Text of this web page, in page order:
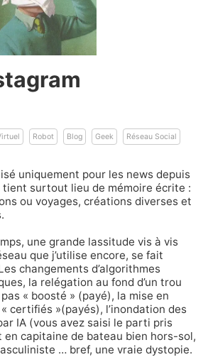
Robot Blog Geek Réseau Social
uniquement pour les news depuis
tient surtout lieu de mémoire écrite :
ou voyages, créations diverses et
.
une grande lassitude vis à vis
que j’utilise encore, se fait
changements d’algorithmes
, la relégation au fond d’un trou
« boosté » (payé), la mise en
certifiés »(payés), l’inondation des
IA (vous avez saisi le parti pris
capitaine de bateau bien hors-sol,
… bref, une vraie dystopie.